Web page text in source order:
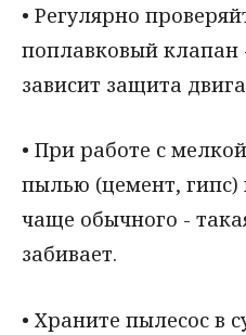
• Регулярно
поплавковый клапан
зависит защита
• При работе с
пылью (цемент, гипс)
чаще обычного -
забивает.
• Храните пылесос в